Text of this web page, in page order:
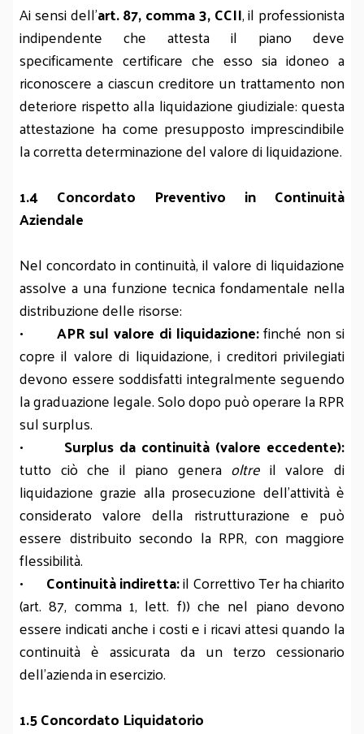
Ai sensi dell’art. 87, comma 3, CCII, il professionista
indipendente che attesta il piano deve
specificamente certificare che esso sia idoneo a
riconoscere a ciascun creditore un trattamento non
deteriore rispetto alla liquidazione giudiziale: questa
attestazione ha come presupposto imprescindibile
la corretta determinazione del valore di liquidazione.
1.4 Concordato Preventivo in Continuità
Aziendale
Nel concordato in continuità, il valore di liquidazione
assolve a una funzione tecnica fondamentale nella
distribuzione delle risorse:
• APR sul valore di liquidazione:finché non si
copre il valore di liquidazione, i creditori privilegiati
devono essere soddisfatti integralmente seguendo
la graduazione legale. Solo dopo può operare la RPR
sul surplus.
• Surplus da continuità (valore eccedente):
tutto ciò che il piano genera oltre il valore di
liquidazione grazie alla prosecuzione dell’attività è
considerato valore della ristrutturazione e può
essere distribuito secondo la RPR, con maggiore
flessibilità.
• Continuità indiretta:il Correttivo Ter ha chiarito
(art. 87, comma 1, lett. f)) che nel piano devono
essere indicati anche i costi e i ricavi attesi quando la
continuità è assicurata da un terzo cessionario
dell’azienda in esercizio.
1.5 Concordato Liquidatorio